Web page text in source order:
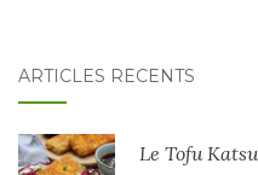
ARTICLES RÉCENTS
Le Tofu